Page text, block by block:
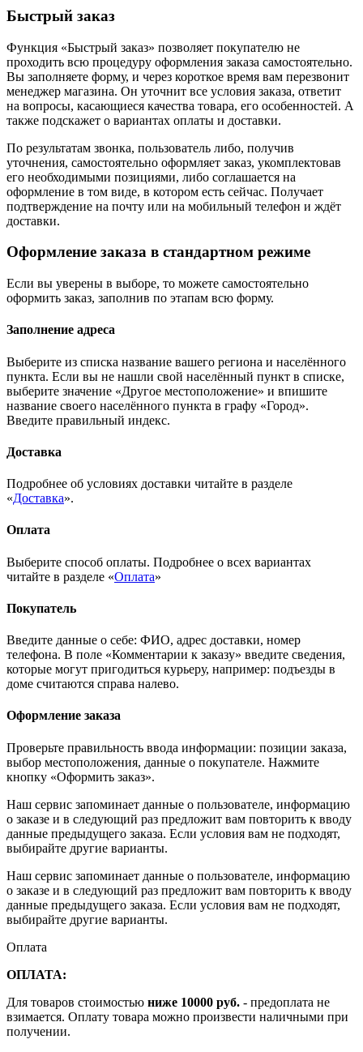
Быстрый заказ
Функция «Быстрый заказ» позволяет покупателю не
проходить всю процедуру оформления заказа самостоятельно.
Вы заполняете форму, и через короткое время вам перезвонит
менеджер магазина. Он уточнит все условия заказа, ответит
на вопросы, касающиеся качества товара, его особенностей. А
также подскажет о вариантах оплаты и доставки.
По результатам звонка, пользователь либо, получив
уточнения, самостоятельно оформляет заказ, укомплектовав
его необходимыми позициями, либо соглашается на
оформление в том виде, в котором есть сейчас. Получает
подтверждение на почту или на мобильный телефон и ждёт
доставки.
Оформление заказа в стандартном режиме
Если вы уверены в выборе, то можете самостоятельно
оформить заказ, заполнив по этапам всю форму.
Заполнение адреса
Выберите из списка название вашего региона и населённого
пункта. Если вы не нашли свой населённый пункт в списке,
выберите значение «Другое местоположение» и впишите
название своего населённого пункта в графу «Город».
Введите правильный индекс.
Доставка
Подробнее об условиях доставки читайте в разделе
«Доставка».
Оплата
Выберите способ оплаты. Подробнее о всех вариантах
читайте в разделе «Оплата»
Покупатель
Введите данные о себе: ФИО, адрес доставки, номер
телефона. В поле «Комментарии к заказу» введите сведения,
которые могут пригодиться курьеру, например: подъезды в
доме считаются справа налево.
Оформление заказа
Проверьте правильность ввода информации: позиции заказа,
выбор местоположения, данные о покупателе. Нажмите
кнопку «Оформить заказ».
Наш сервис запоминает данные о пользователе, информацию
о заказе и в следующий раз предложит вам повторить к вводу
данные предыдущего заказа. Если условия вам не подходят,
выбирайте другие варианты.
Наш сервис запоминает данные о пользователе, информацию
о заказе и в следующий раз предложит вам повторить к вводу
данные предыдущего заказа. Если условия вам не подходят,
выбирайте другие варианты.
Оплата
ОПЛАТА:
Для товаров стоимостью ниже 10000 руб. - предоплата не
взимается. Оплату товара можно произвести наличными при
получении.